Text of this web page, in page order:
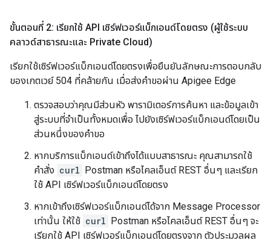
ขั้นตอนที่ 2: เรียกใช้ API เซิร์ฟเวอร์แบ็กเอนด์โดยตรง (ผู้ใช้ระบบ
คลาวด์สาธารณะและ Private Cloud)
เรียกใช้เซิร์ฟเวอร์แบ็กเอนด์โดยตรงเพื่อยืนยันลักษณะการตอบกลับ
ของเกตเวย์ 504 ที่คล้ายกัน เมื่อส่งคำขอผ่าน Apigee Edge
ตรวจสอบว่าคุณมีส่วนหัว พารามิเตอร์การค้นหา และข้อมูลเข้า
สู่ระบบที่จำเป็นทั้งหมดเพื่อ ไปยังเซิร์ฟเวอร์แบ็กเอนด์โดยเป็น
ส่วนหนึ่งของคำขอ
หากบริการแบ็กเอนด์เข้าถึงได้แบบสาธารณะ คุณสามารถใช้
คำสั่ง curl Postman หรือไคลเอ็นต์ REST อื่นๆ และเรียก
ใช้ API เซิร์ฟเวอร์แบ็กเอนด์โดยตรง
หากเข้าถึงเซิร์ฟเวอร์แบ็กเอนด์ได้จาก Message Processor
เท่านั้น ให้ใช้ curl Postman หรือไคลเอ็นต์ REST อื่นๆ จะ
เรียกใช้ API เซิร์ฟเวอร์แบ็กเอนด์โดยตรงจาก ตัวประมวลผล